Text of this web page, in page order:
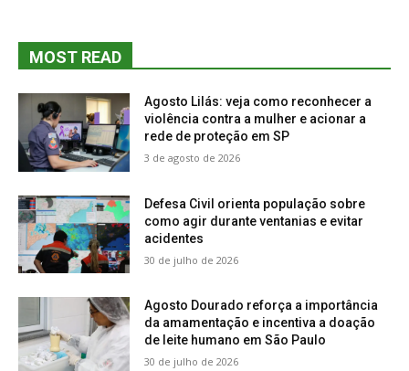
MOST READ
Agosto Lilás: veja como reconhecer a
violência contra a mulher e acionar a
rede de proteção em SP
3 de agosto de 2026
Defesa Civil orienta população sobre
como agir durante ventanias e evitar
acidentes
30 de julho de 2026
Agosto Dourado reforça a importância
da amamentação e incentiva a doação
de leite humano em São Paulo
30 de julho de 2026